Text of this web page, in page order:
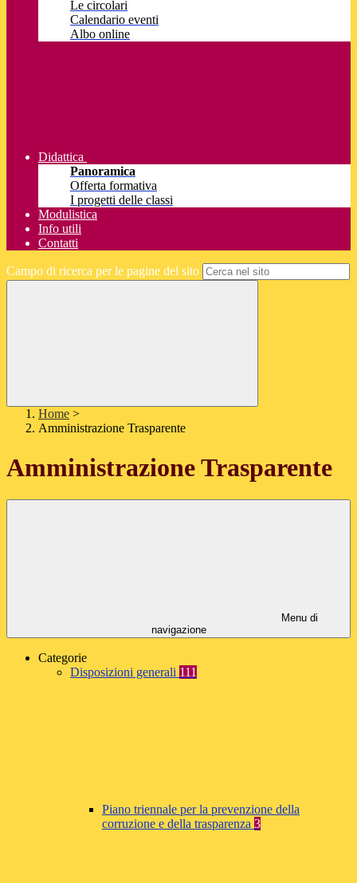
Le circolari
Calendario eventi
Albo online
Didattica
Panoramica
Offerta formativa
I progetti delle classi
Modulistica
Info utili
Contatti
Campo di ricerca per le pagine del sito
Home >
Amministrazione Trasparente
Amministrazione Trasparente
Menu di
navigazione
Categorie
Disposizioni generali 111
Piano triennale per la prevenzione della
corruzione e della trasparenza 3